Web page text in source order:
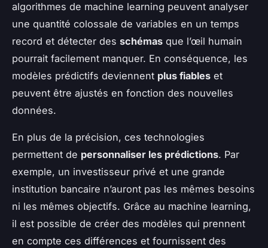
algorithmes de machine learning peuvent analyser
une quantité colossale de variables en un temps
record et détecter des schémas que l’œil humain
pourrait facilement manquer. En conséquence, les
modèles prédictifs deviennent plus fiables et
peuvent être ajustés en fonction des nouvelles
données.
En plus de la précision, ces technologies
permettent de personnaliser les prédictions. Par
exemple, un investisseur privé et une grande
institution bancaire n’auront pas les mêmes besoins
ni les mêmes objectifs. Grâce au machine learning,
il est possible de créer des modèles qui prennent
en compte ces différences et fournissent des